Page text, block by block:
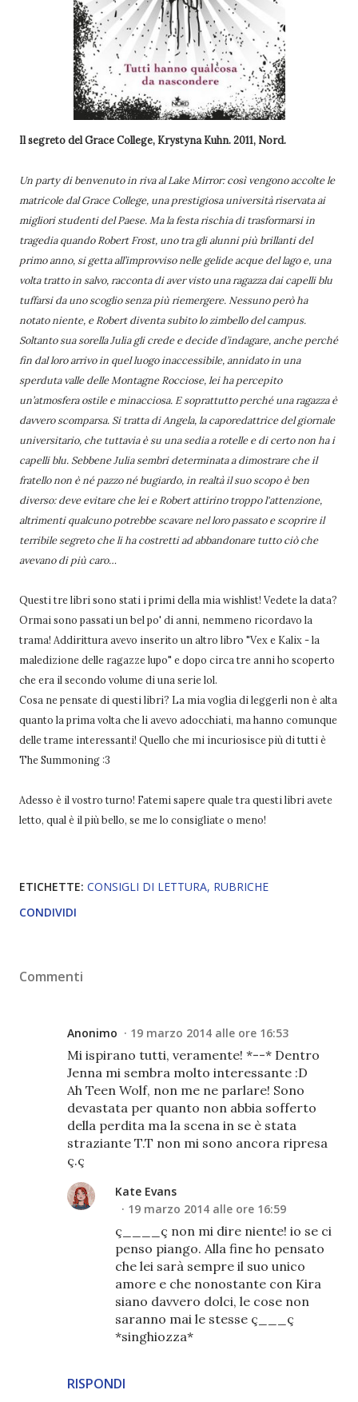
Il segreto del Grace College, Krystyna Kuhn. 2011, Nord.
Un party di benvenuto in riva al Lake Mirror: così vengono accolte le
matricole dal Grace College, una prestigiosa università riservata ai
migliori studenti del Paese. Ma la festa rischia di trasformarsi in
tragedia quando Robert Frost, uno tra gli alunni più brillanti del
primo anno, si getta all’improvviso nelle gelide acque del lago e, una
volta tratto in salvo, racconta di aver visto una ragazza dai capelli blu
tuffarsi da uno scoglio senza più riemergere. Nessuno però ha
notato niente, e Robert diventa subito lo zimbello del campus.
Soltanto sua sorella Julia gli crede e decide d’indagare, anche perché
fin dal loro arrivo in quel luogo inaccessibile, annidato in una
sperduta valle delle Montagne Rocciose, lei ha percepito
un’atmosfera ostile e minacciosa. E soprattutto perché una ragazza è
davvero scomparsa. Si tratta di Angela, la caporedattrice del giornale
universitario, che tuttavia è su una sedia a rotelle e di certo non ha i
capelli blu. Sebbene Julia sembri determinata a dimostrare che il
fratello non è né pazzo né bugiardo, in realtà il suo scopo è ben
diverso: deve evitare che lei e Robert attirino troppo l'attenzione,
altrimenti qualcuno potrebbe scavare nel loro passato e scoprire il
terribile segreto che li ha costretti ad abbandonare tutto ciò che
avevano di più caro…
Questi tre libri sono stati i primi della mia wishlist! Vedete la data?
Ormai sono passati un bel po' di anni, nemmeno ricordavo la
trama! Addirittura avevo inserito un altro libro "Vex e Kalix - la
maledizione delle ragazze lupo" e dopo circa tre anni ho scoperto
che era il secondo volume di una serie lol.
Cosa ne pensate di questi libri? La mia voglia di leggerli non è alta
quanto la prima volta che li avevo adocchiati, ma hanno comunque
delle trame interessanti! Quello che mi incuriosisce più di tutti è
The Summoning :3
Adesso è il vostro turno! Fatemi sapere quale tra questi libri avete
letto, qual è il più bello, se me lo consigliate o meno!
ETICHETTE: CONSIGLI DI LETTURA RUBRICHE
CONDIVIDI
Commenti
Anonimo 19 marzo 2014 alle ore 16:53
Mi ispirano tutti, veramente! *--* Dentro
Jenna mi sembra molto interessante :D
Ah Teen Wolf, non me ne parlare! Sono
devastata per quanto non abbia sofferto
della perdita ma la scena in se è stata
straziante T.T non mi sono ancora ripresa
ç.ç
RISPONDI
Kate Evans
19 marzo 2014 alle ore 16:59
ç____ç non mi dire niente! io se ci
penso piango. Alla fine ho pensato
che lei sarà sempre il suo unico
amore e che nonostante con Kira
siano davvero dolci, le cose non
saranno mai le stesse ç___ç
*singhiozza*